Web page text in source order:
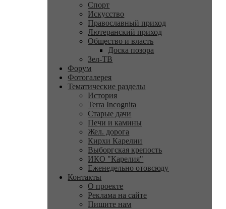
Спорт
Искусство
Православный приход
Лютеранский приход
Общество и власть
Доска позора
Зел-ТВ
Форум
Фотогалерея
Тематические разделы
История
Terra Incognita
Старые дачи
Печи и камины
Жел. дорога
Кирхи Карелии
Выборгская крепость
ИКО "Карелия"
Еженедельно отовсюду
Контакты
О проекте
Реклама на сайте
Пишите нам